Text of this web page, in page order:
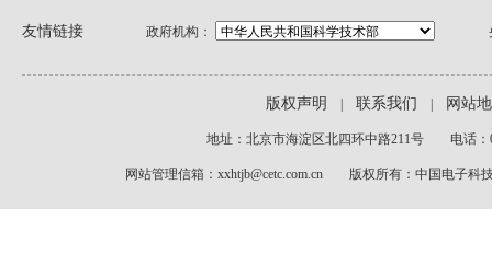
友情链接 政府机构：
版权声明 联系我们 网站
地址：北京市海淀区北四环中路211号 电话
网站管理信箱：xxhtjb@cetc.com.cn 版权所有：中国电子